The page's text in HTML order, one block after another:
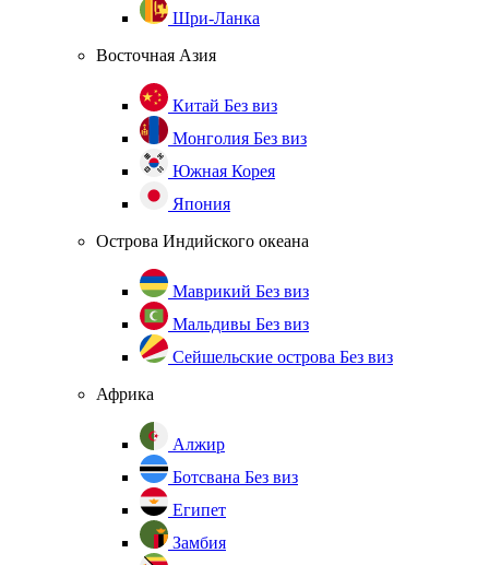
Шри-Ланка
Восточная Азия
Китай Без виз
Монголия Без виз
Южная Корея
Япония
Острова Индийского океана
Маврикий Без виз
Мальдивы Без виз
Сейшельские острова Без виз
Африка
Алжир
Ботсвана Без виз
Египет
Замбия